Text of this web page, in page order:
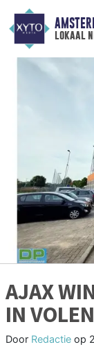
lokaal
AJAX
IN
Door Redactie op